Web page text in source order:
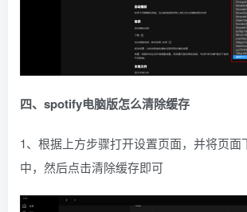
四、spotify电脑版怎么清除缓存
1、根据上方步骤打开设置页面，并将页面
中，然后点击清除缓存即可